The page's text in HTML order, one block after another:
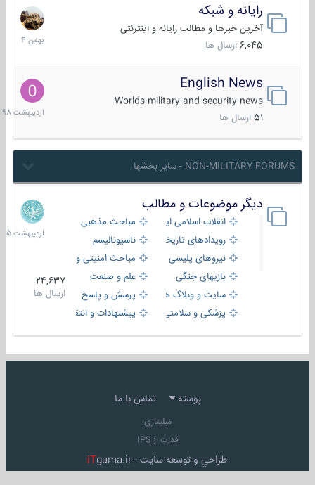
رایانه و شبکه
آخرین خبرها و مطالب رایانه و اینترنتی
6,045 ارسال ها
30
بهمن
1404
English News
Worlds military and security news
51 ارسال ها
10
1398
NON-MILITARY FORUMS - سایر بخشها
دیگر موضوعات و مطالب
انقلاب اسلامی ایران
مباحث مذهبی
رویدادهای تاریخی و مذهبیناسیونالیسم
نیروهای پلیسی
مباحث امنیتی و اطلاعاتی
بازیهای جنگی
علم و صنعت
سایت و وبلاگ ها
پرسش و پاسخ
پزشکی و سلامتی
پیشنهادات و انتقادات
24,637
ارسال ها
8
1405
پوسته تماس با ما
میلیتاری
قدرت از IPS
طراحي و توسعه سايت - iTgama.ir